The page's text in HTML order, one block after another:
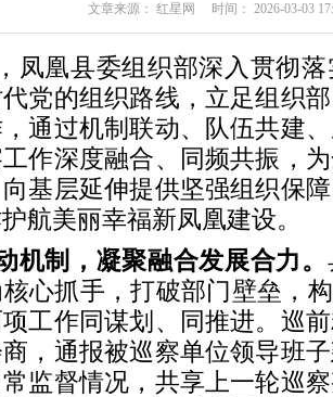
文章来源： 红星网 时间： 2026-03-03
凤凰县委组织部深入贯彻
党的组织路线，立足组织
通过机制联动、队伍共建
作深度融合、同频共振，
基层延伸提供坚强组织保
航美丽幸福新凤凰建设。
机制，凝聚融合发展合力。
心抓手，打破部门壁垒，
工作同谋划、同推进。巡
，通报被巡察单位领导班
监督情况，共享上一轮巡